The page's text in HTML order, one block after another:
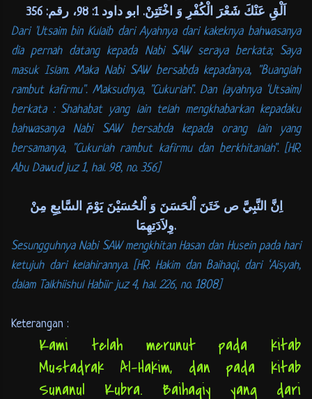
اَلْقِ عَنْكَ شَعْرَ الْكُفْرِ وَ اخْتَتِنْ. ابو داود 1: 98، رقم: 356
Dari 'Utsaim bin Kulaib dari Ayahnya dari kakeknya bahwasanya
dia pernah datang kepada Nabi SAW seraya berkata; Saya
masuk Islam. Maka Nabi SAW bersabda kepadanya, "Buanglah
rambut kafirmu". Maksudnya, "Cukurlah". Dan (ayahnya ‘Utsaim)
berkata : Shahabat yang lain telah mengkhabarkan kepadaku
bahwasanya Nabi SAW bersabda kepada orang lain yang
bersamanya, "Cukurlah rambut kafirmu dan berkhitanlah". [HR.
Abu Dawud juz 1, hal. 98, no. 356]
اِنَّ النَّبِيَّ ص خَتَنَ اْلحَسَنَ وَ اْلحُسَيْنَ يَوْمَ السَّابِعِ مِنْ
وِلاَدَتِهِمَا.
Sesungguhnya Nabi SAW mengkhitan Hasan dan Husein pada hari
ketujuh dari kelahirannya. [HR. Hakim dan Baihaqi, dari ‘Aisyah,
dalam Talkhiishul Habiir juz 4, hal. 226, no. 1808]
Keterangan :
Kami telah merunut pada kitab
Mustadrak Al-Hakim, dan pada kitab
Sunanul Kubra. Baihaqiy yang dari